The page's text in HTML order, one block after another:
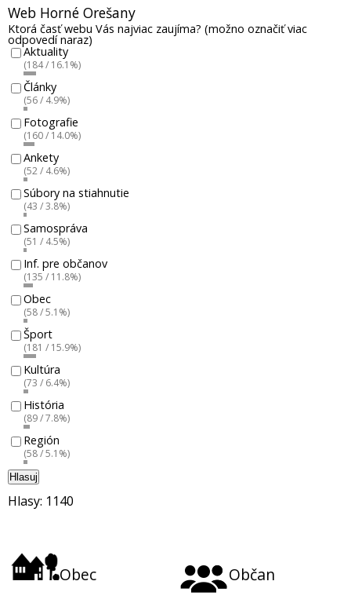
Web Horné Orešany
Ktorá časť webu Vás najviac zaujíma? (možno označiť viac
odpovedí naraz)
Aktuality
(184 / 16.1%)
Články
(56 / 4.9%)
Fotografie
(160 / 14.0%)
Ankety
(52 / 4.6%)
Súbory na stiahnutie
(43 / 3.8%)
Samospráva
(51 / 4.5%)
Inf. pre občanov
(135 / 11.8%)
Obec
(58 / 5.1%)
Šport
(181 / 15.9%)
Kultúra
(73 / 6.4%)
História
(89 / 7.8%)
Región
(58 / 5.1%)
Hlasuj
Hlasy: 1140
Obec Občan